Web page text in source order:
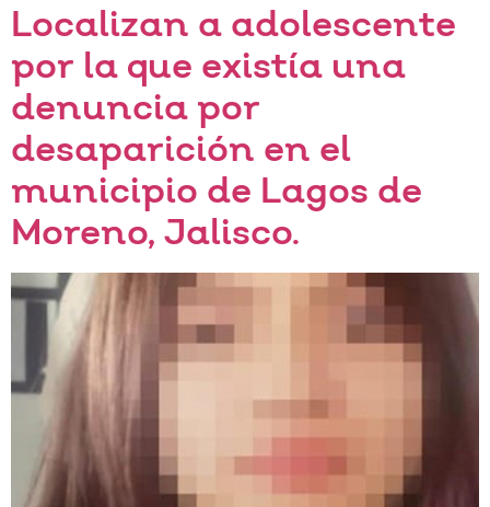
Localizan a adolescente
por la que existía una
denuncia por
desaparición en el
municipio de Lagos de
Moreno, Jalisco.